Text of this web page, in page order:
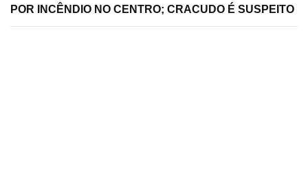
POR INCÊNDIO NO CENTRO; CRACUDO É SUSPEITO